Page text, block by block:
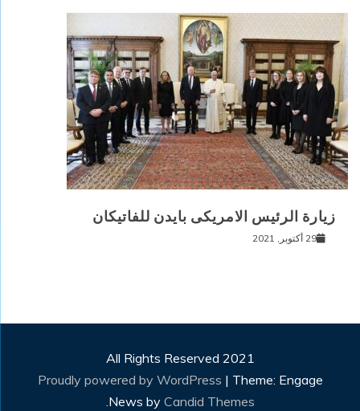
زيارة الرئيس الامريكى بايدن للفاتيكان
29 أكتوبر, 2021
All Rights Reserved 2021
Proudly powered by WordPress | Theme: Engage
News by Candid Themes